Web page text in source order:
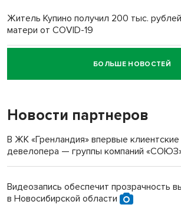
Житель Купино получил 200 тыс.
матери от COVID-19
Новосибирский суд наказал водителя за
пенсионерки на вокзале
БОЛЬШЕ НОВОСТЕЙ
Новости партнеров
В ЖК «Гренландия» впервые клиентские
девелопера — группы компаний
Видеозапись обеспечит прозрачность
в Новосибирской области